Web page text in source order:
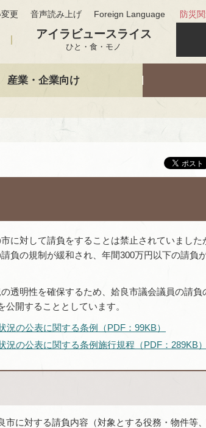
更 音声読み上げ Foreign Language 防災
アイラビュースライス
ひと・食・モノ
産業・企業向け
に対して請負をすることは禁止されていました
負の規制が緩和され、年間300万円以下の請負
透明性を確保するため、姶良市議会議員の請負
開することとしています。
況の公表に関する条例（PDF：99KB）
況の公表に関する条例施行規程（PDF：289KB）
に対する請負内容（対象とする役務・物件等